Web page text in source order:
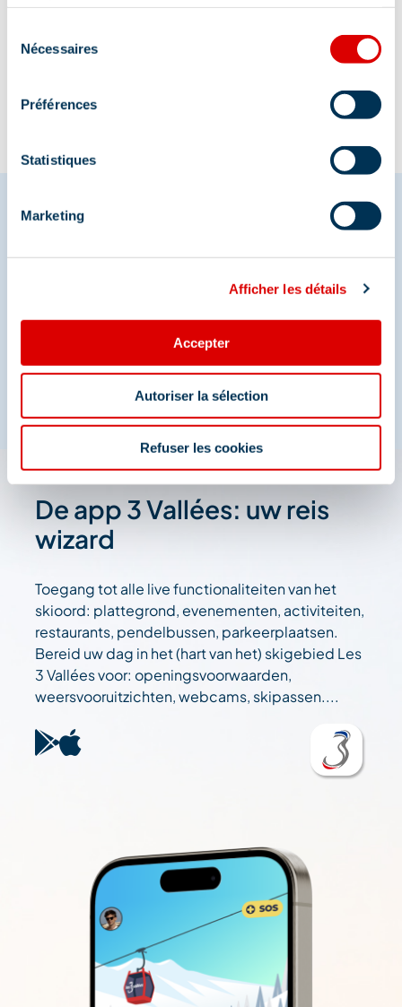
Nécessaires
Préférences
Statistiques
Marketing
Afficher les détails
Accepter
Autoriser la sélection
Refuser les cookies
Deel je momenten in
De app 3 Vallées: uw reis
wizard
Toegang tot alle live functionaliteiten van het
skioord: plattegrond, evenementen, activiteiten,
restaurants, pendelbussen, parkeerplaatsen.
Bereid uw dag in het (hart van het) skigebied Les
3 Vallées voor: openingsvoorwaarden,
weersvooruitzichten, webcams, skipassen....